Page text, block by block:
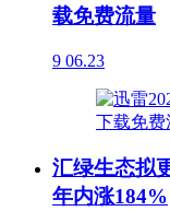
载免费流量
9 06.23
汇绿生态拟
年内涨184%